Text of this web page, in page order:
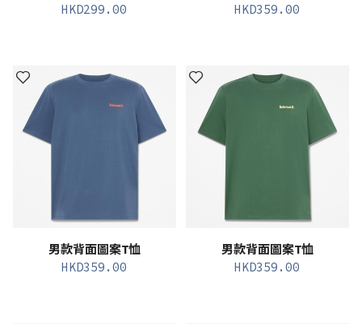
HKD299.00
HKD359.00
男款背面圖案T恤
HKD359.00
男款背面圖案T恤
HKD359.00